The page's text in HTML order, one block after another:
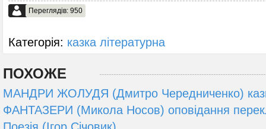
Переглядів: 950
Категорія: казка літературна
ПОХОЖЕ
МАНДРИ ЖОЛУДЯ (Дмитро Чередниченко)
ФАНТАЗЕРИ (Микола Носов) оповідання